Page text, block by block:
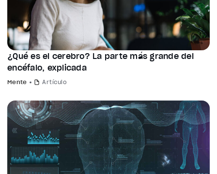
¿Qué es el cerebro? La parte más grande del
encéfalo, explicada
Mente Artículo